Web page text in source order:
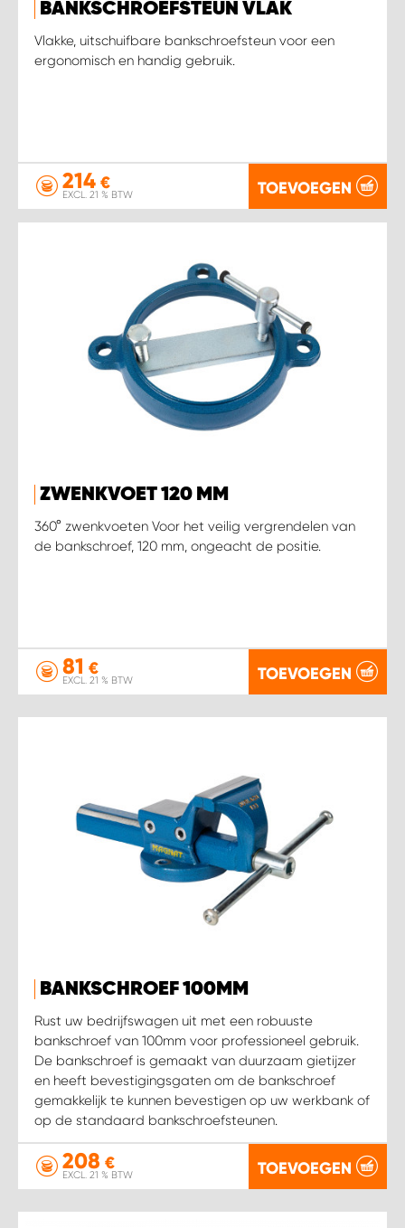
BANKSCHROEFSTEUN VLAK
Vlakke, uitschuifbare bankschroefsteun voor een
ergonomisch en handig gebruik.
214 €
EXCL. 21 % BTW TOEVOEGEN
ZWENKVOET 120 MM
360° zwenkvoeten Voor het veilig vergrendelen van
de bankschroef, 120 mm, ongeacht de positie.
81 €
EXCL. 21 % BTW TOEVOEGEN
BANKSCHROEF 100MM
Rust uw bedrijfswagen uit met een robuuste
bankschroef van 100mm voor professioneel gebruik.
De bankschroef is gemaakt van duurzaam gietijzer
en heeft bevestigingsgaten om de bankschroef
gemakkelijk te kunnen bevestigen op uw werkbank of
op de standaard bankschroefsteunen.
208 €
EXCL. 21 % BTW TOEVOEGEN